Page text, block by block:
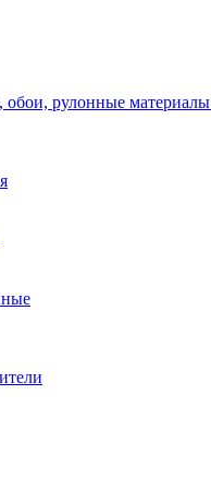
обои, рулонные материалы